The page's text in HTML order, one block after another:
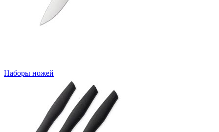
Наборы ножей